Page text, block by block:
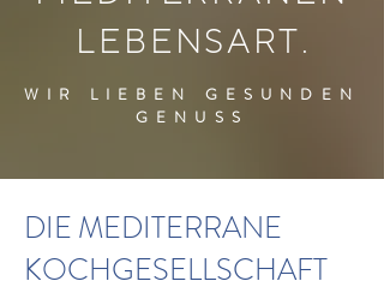
LEBENSART.
WIR LIEBEN GESUNDEN
GENUSS
DIE MEDITERRANE
KOCHGESELLSCHAFT